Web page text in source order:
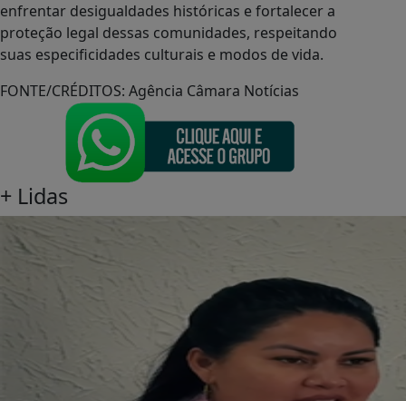
enfrentar desigualdades históricas e fortalecer a
proteção legal dessas comunidades, respeitando
suas especificidades culturais e modos de vida.
FONTE/CRÉDITOS: Agência Câmara Notícias
+ Lidas